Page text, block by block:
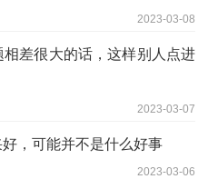
2023-03-08
差很大的话，这样别人点进
2023-03-07
，可能并不是什么好事
2023-03-06